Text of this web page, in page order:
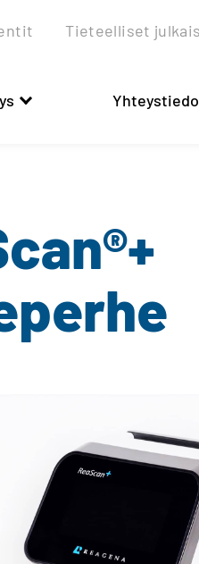
Tieteelliset